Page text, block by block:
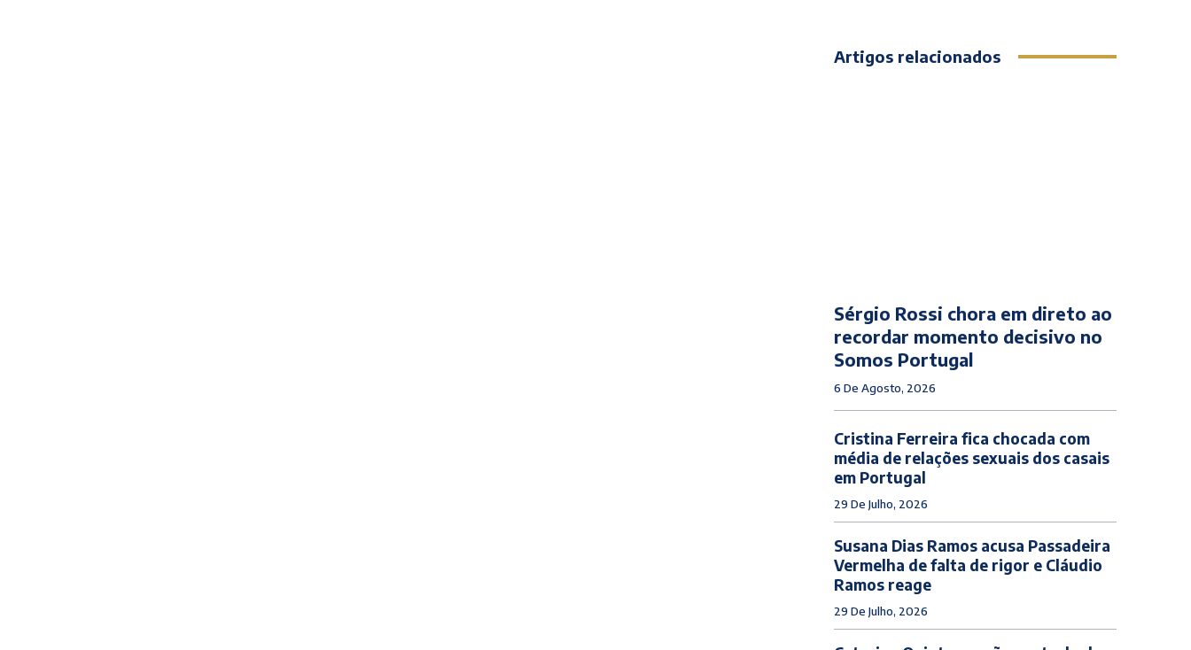
Artigos relacionados
Sérgio Rossi chora em direto ao
recordar momento decisivo no
Somos Portugal
6 De Agosto, 2026
Cristina Ferreira fica chocada com
média de relações sexuais dos casais
em Portugal
29 De Julho, 2026
Susana Dias Ramos acusa Passadeira
Vermelha de falta de rigor e Cláudio
Ramos reage
29 De Julho, 2026